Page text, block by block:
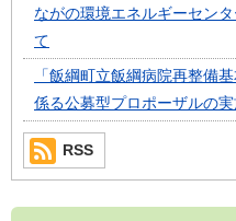
ながの環境エネルギーセン
て
「飯綱町立飯綱病院再整備
係る公募型プロポーザルの
RSS